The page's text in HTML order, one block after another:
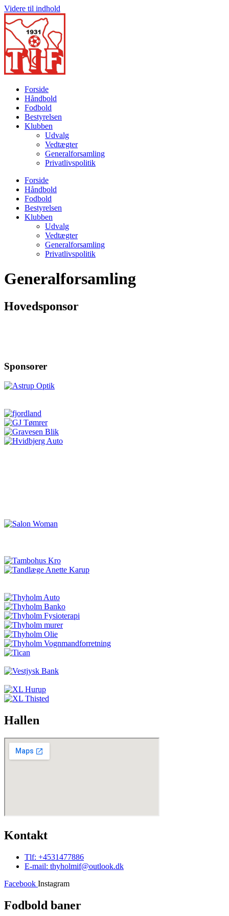
Videre til indhold
Forside
Håndbold
Fodbold
Bestyrelsen
Klubben
Udvalg
Vedtægter
Generalforsamling
Privatlivspolitik
Forside
Håndbold
Fodbold
Bestyrelsen
Klubben
Udvalg
Vedtægter
Generalforsamling
Privatlivspolitik
Generalforsamling
Hovedsponsor
Sponsorer
Hallen
Kontakt
Tlf: +4531477886
E-mail: thyholmif@outlook.dk
Facebook Instagram
Fodbold baner